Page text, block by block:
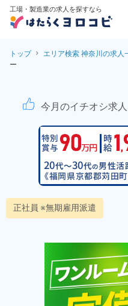
工場・製造業の求人を探すなら
トップ エリア検索 神奈川の求人
ー
半導体用の
今月のイチオシ求人
正社員 ※無期雇用派遣